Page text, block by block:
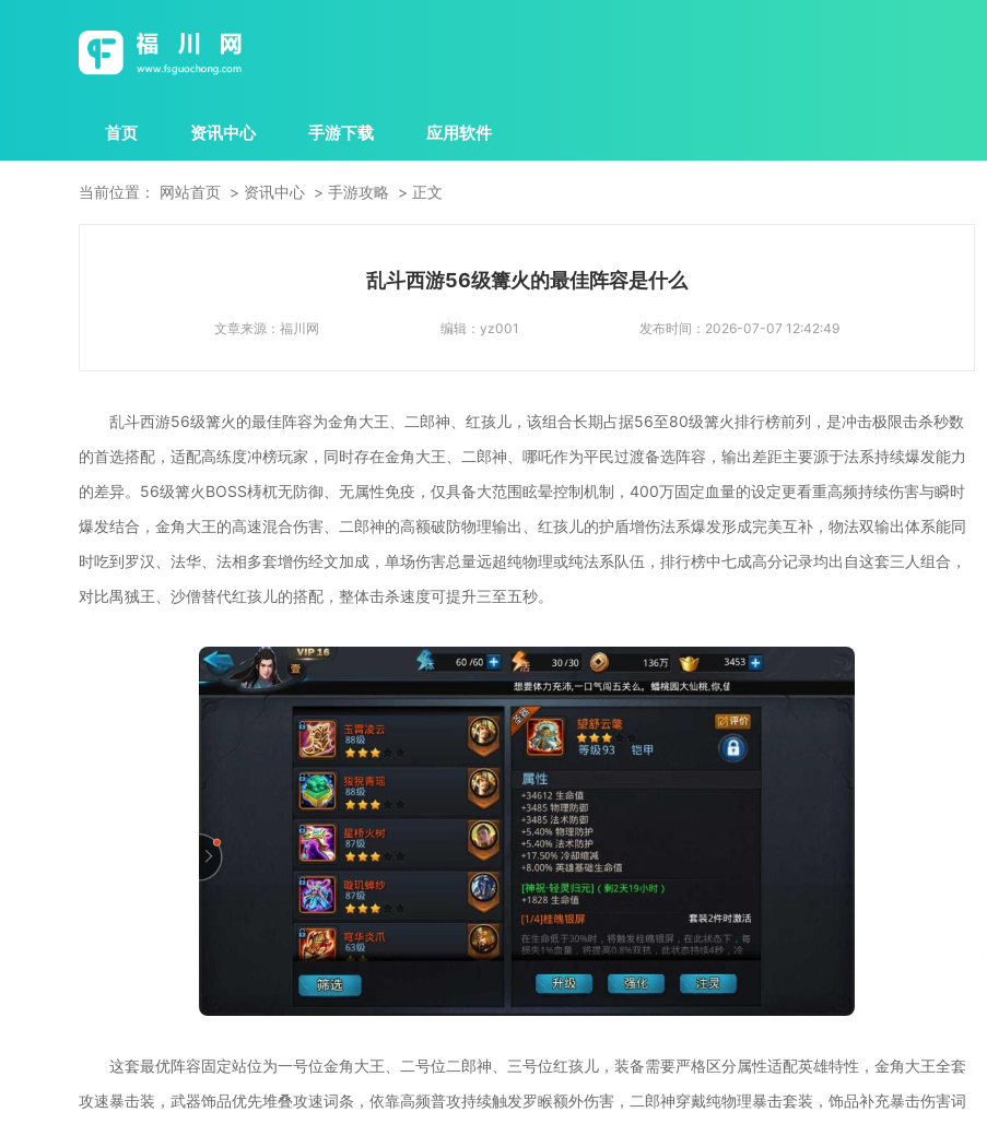
首页 资讯中心 手游下载 应用软件
当前位置： 网站首页 资讯中心 手游攻略 正文
乱斗西游56级篝火的最佳阵容是什么
文章来源： 福川网 编辑： yz001 发布时间： 2026-07-07 12:42:49
乱斗西游56级篝火的最佳阵容为金角大王、二郎神、红孩儿，该组合长期占据56至80级篝火排行榜前列，是冲击极限击杀秒数
的首选搭配，适配高练度冲榜玩家，同时存在金角大王、二郎神、哪吒作为平民过渡备选阵容，输出差距主要源于法系持续爆发能力
的差异。56级篝火BOSS梼杌无防御、无属性免疫，仅具备大范围眩晕控制机制，400万固定血量的设定更看重高频持续伤害与瞬时
爆发结合，金角大王的高速混合伤害、二郎神的高额破防物理输出、红孩儿的护盾增伤法系爆发形成完美互补，物法双输出体系能同
时吃到罗汉、法华、法相多套增伤经文加成，单场伤害总量远超纯物理或纯法系队伍，排行榜中七成高分记录均出自这套三人组合，
对比禺狨王、沙僧替代红孩儿的搭配，整体击杀速度可提升三至五秒。
这套最优阵容固定站位为一号位金角大王、二号位二郎神、三号位红孩儿，装备需要严格区分属性适配英雄特性，金角大王全套
攻速暴击装，武器饰品优先堆叠攻速词条，依靠高频普攻持续触发罗睺额外伤害，二郎神穿戴纯物理暴击套装，饰品补充暴击伤害词